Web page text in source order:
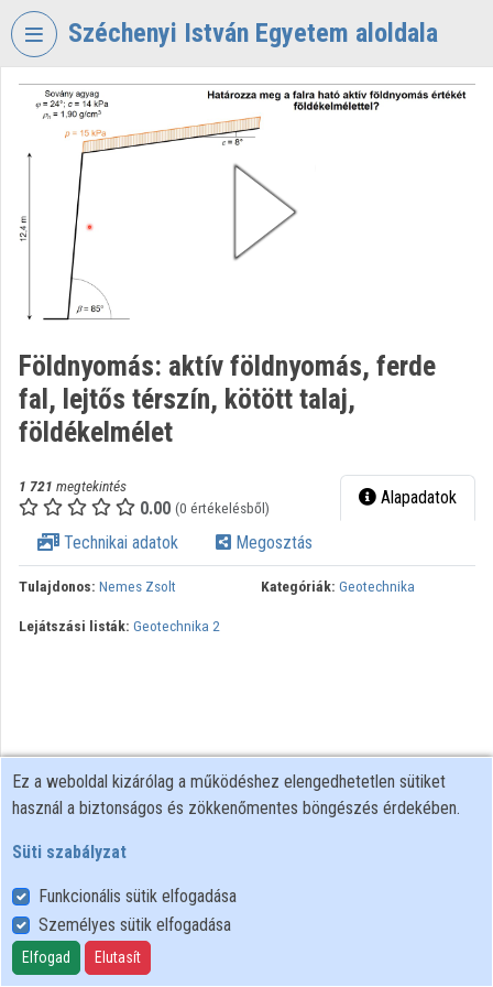
Fejléc kihagyása
Széchenyi István Egyetem aloldala
VIDEO
SZÉCHENYI
EGYETEM
Intézményi kezdőlap
Bejelentkezés
Kategóriák
Intézményi listák
Intézmények
Közreműködők
Földnyomás: aktív földnyomás, ferde
fal, lejtős térszín, kötött talaj,
földékelmélet
1 721 megtekintés
0.00 (0 értékelésből) Alapadatok
Technikai adatok Megosztás
Tulajdonos: Nemes Zsolt Kategóriák: Geotechnika
Lejátszási listák: Geotechnika 2
Felhasználói szabályzat
Adatkezelési tájékoztató
Süti szabályzat
Ez a weboldal kizárólag a működéshez elengedhetetlen sütiket
használ a biztonságos és zökkenőmentes böngészés érdekében.
Süti szabályzat
Funkcionális sütik elfogadása
Személyes sütik elfogadása
Elfogad Elutasít